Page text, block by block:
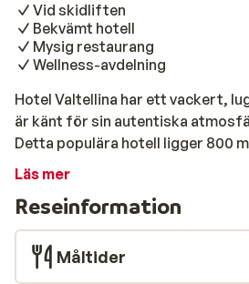
Vid skidliften
Bekvämt hotell
Mysig restaurang
Wellness-avdelning
Hotel Valtellina har ett vackert,
är känt för sin autentiska
Detta populära hotell ligger 800
livliga centrum, och bara några
har bekväma sängar och fina
efter en spännande dag i pisterna
välförtjänt drink i en av centrums
den trevliga hotellbaren. Om du
Läs mer
Reseinformation
Måltider